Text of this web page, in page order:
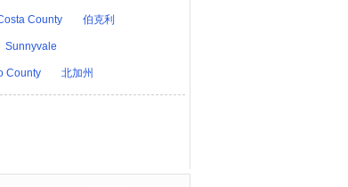
内布拉斯加州NE
州OH
犹他州UT
County 伯克利
Sunnyvale
County 北加州